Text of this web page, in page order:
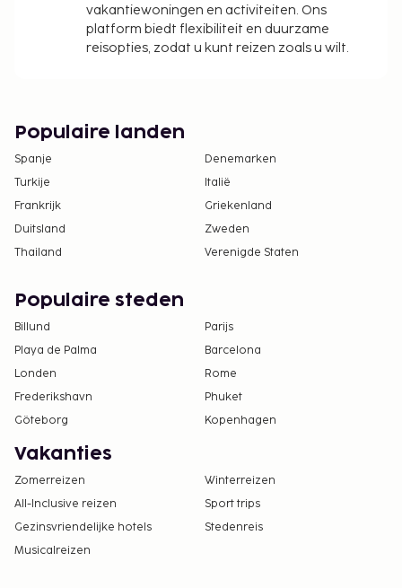
vakantiewoningen en activiteiten. Ons
platform biedt flexibiliteit en duurzame
reisopties, zodat u kunt reizen zoals u wilt.
Populaire landen
Spanje
Denemarken
Turkije
Italië
Frankrijk
Griekenland
Duitsland
Zweden
Thailand
Verenigde Staten
Populaire steden
Billund
Parijs
Playa de Palma
Barcelona
Londen
Rome
Frederikshavn
Phuket
Göteborg
Kopenhagen
Vakanties
Zomerreizen
Winterreizen
All-Inclusive reizen
Sport trips
Gezinsvriendelijke hotels
Stedenreis
Musicalreizen